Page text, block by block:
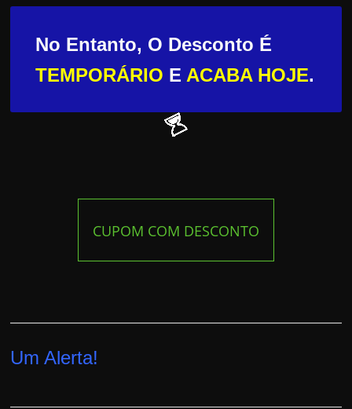
No Entanto, O Desconto É
TEMPORÁRIO E ACABA HOJE.
CUPOM COM DESCONTO
Um Alerta!